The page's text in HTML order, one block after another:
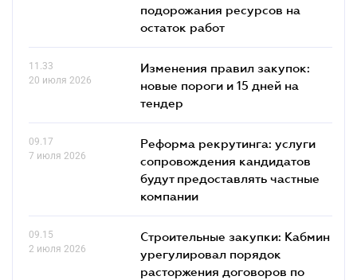
подорожания ресурсов на
остаток работ
11.33
20 июля 2026
Изменения правил закупок:
новые пороги и 15 дней на
тендер
09.17
7 июля 2026
Реформа рекрутинга: услуги
сопровождения кандидатов
будут предоставлять частные
компании
09.15
2 июля 2026
Строительные закупки: Кабмин
урегулировал порядок
расторжения договоров по